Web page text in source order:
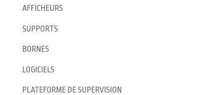
AFFICHEURS
SUPPORTS
BORNES
LOGICIELS
PLATEFORME DE SUPERVISION